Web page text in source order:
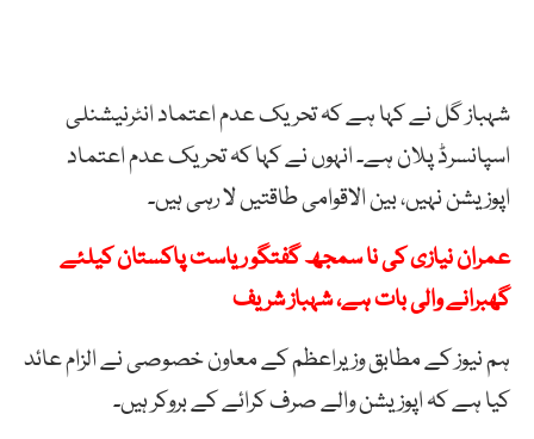
شہباز گل نے کہا ہے کہ تحریک عدم اعتماد انٹرنیشنلی
اسپانسرڈ پلان ہے۔ انہوں نے کہا کہ تحریک عدم اعتماد
اپوزیشن نہیں، بین الاقوامی طاقتیں لا رہی ہیں۔
عمران نیازی کی نا سمجھ گفتگو ریاست پاکستان کیلئے
گھبرانے والی بات ہے، شہباز شریف
ہم نیوز کے مطابق وزیراعظم کے معاون خصوصی نے الزام عائد
کیا ہے کہ اپوزیشن والے صرف کرائے کے بروکر ہیں۔